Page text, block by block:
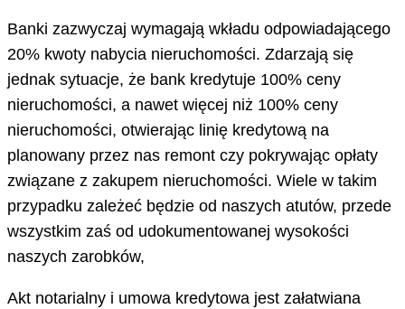
Banki zazwyczaj wymagają wkładu odpowiadającego
20% kwoty nabycia nieruchomości. Zdarzają się
jednak sytuacje, że bank kredytuje 100% ceny
nieruchomości, a nawet więcej niż 100% ceny
nieruchomości, otwierając linię kredytową na
planowany przez nas remont czy pokrywając opłaty
związane z zakupem nieruchomości. Wiele w takim
przypadku zależeć będzie od naszych atutów, przede
wszystkim zaś od udokumentowanej wysokości
naszych zarobków,
Akt notarialny i umowa kredytowa jest załatwiana